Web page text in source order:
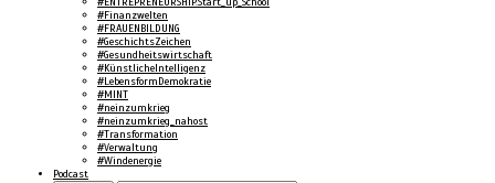
#Finanzwelten
#FRAUENBILDUNG
#GeschichtsZeichen
#Gesundheitswirtschaft
#KünstlicheIntelligenz
#LebensformDemokratie
#MINT
#neinzumkrieg
#neinzumkrieg_nahost
#Transformation
#Verwaltung
#Windenergie
Podcast